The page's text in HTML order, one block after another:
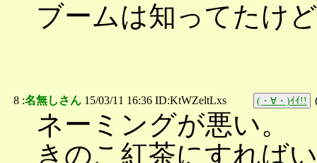
ブームは知ってたけ
8 :名無しさん 15/03/11 16:36 ID:KtWZeltLxs (・∀・)ｲｲ!!
ネーミングが悪い。
きのこ紅茶にすれば